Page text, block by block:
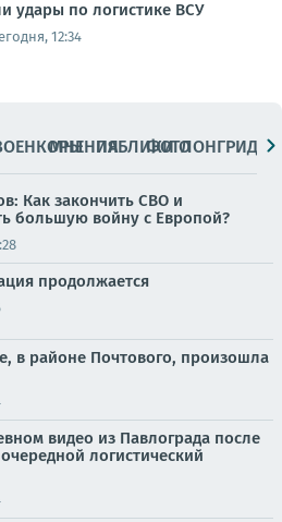
удары по логистике ВСУ
12:34
МНЕНИЯПАБЛИКИ
ФОТОЛОНГРИДЫ
Как закончить СВО и
большую войну с Европой?
продолжается
в районе Почтового, произошла
видео из Павлограда после
логистический